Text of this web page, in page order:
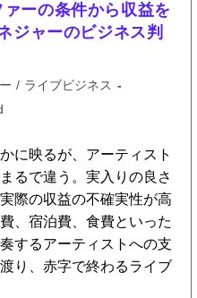
ーの条件から収益を
ジャーのビジネス判
/ ライブビジネス
に映るが、アーティスト
るで違う。実入りの良さ
際の収益の不確実性が高
、宿泊費、食費といった
するアーティストへの支
り、赤字で終わるライブ